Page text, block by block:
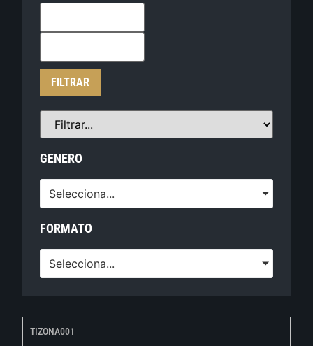
FILTRAR
GENERO
Selecciona...
FORMATO
Selecciona...
TIZONA001